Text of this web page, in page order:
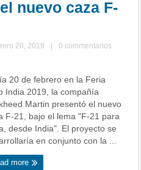
nuevo caza F-
20, 2019
0 commentarios
20 de febrero en la Feria
India 2019, la compañía
Martin presentó el nuevo
F-21, bajo el lema "F-21 para
desde India". El proyecto se
en conjunto con la ...
more